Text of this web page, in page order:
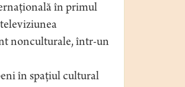
în primul
nonculturale, într-un
în spaţiul cultural